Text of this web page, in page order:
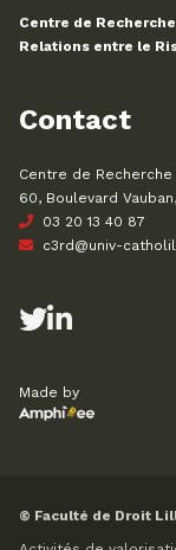
Centre de
Relations entre le
Contact
Centre de
60, Boulevard
03 20 13 40 87
c3rd@univ-
Made by
© Faculté de Droit